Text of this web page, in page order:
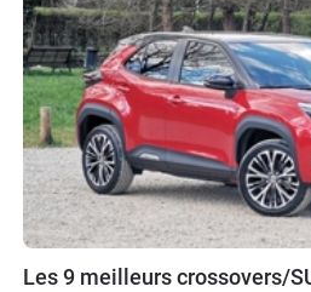
Les 9 meilleurs crossovers/